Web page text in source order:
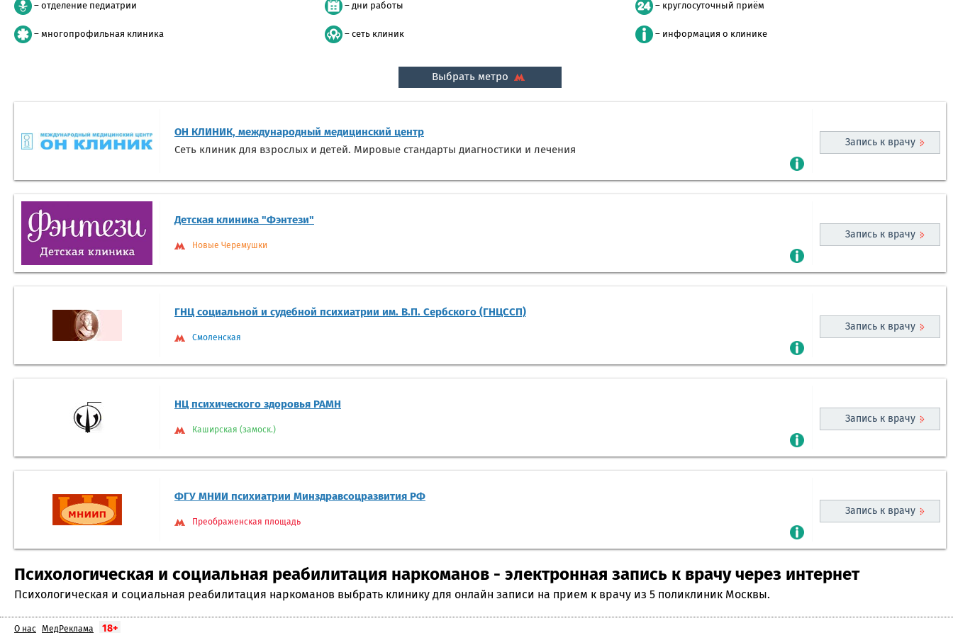
– отделение педиатрии – дни работы – круглосуточный приём
– многопрофильная клиника – сеть клиник – информация о клинике
Выбрать метро
ОН КЛИНИК, международный медицинский центр
Сеть клиник для взрослых и детей. Мировые стандарты диагностики и лечения
Запись к врачу
Детская клиника "Фэнтези"
Новые Черемушки
Запись к врачу
ГНЦ социальной и судебной психиатрии им. В.П. Сербского (ГНЦССП)
Смоленская
Запись к врачу
НЦ психического здоровья РАМН
Каширская (замоск.)
Запись к врачу
ФГУ МНИИ психиатрии Минздравсоцразвития РФ
Преображенская площадь
Запись к врачу
Психологическая и социальная реабилитация наркоманов - электронная запись к врачу через интернет
Психологическая и социальная реабилитация наркоманов выбрать клинику для онлайн записи на прием к врачу из 5 поликлиник Москвы.
О нас МедРеклама 18+